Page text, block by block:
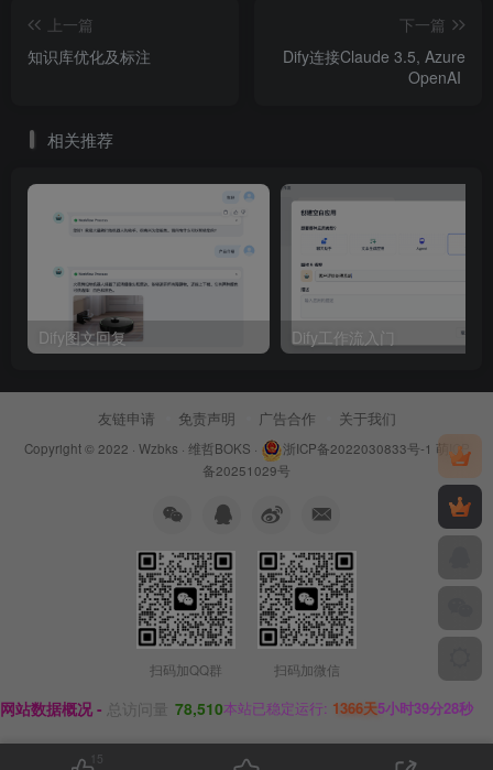
上一篇
知识库优化及标注 ​
下一篇
Dify连接Claude 3.5, Azure
OpenAI ​
相关推荐
Dify图文回复 ​ Dify工作流入门 ​
友链申请 免责声明 广告合作 关于我们
Copyright © 2022 · Wzbks · 维哲BOKS · 浙ICP备2022030833号-1 萌ICP
备20251029号
扫码加QQ群 扫码加微信
网站数据概况 - 总访问量 78,510本站已稳定运行: 1366天5小时39分29秒
15